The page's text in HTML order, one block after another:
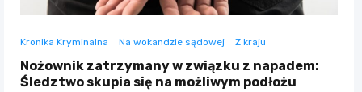
Kronika Kryminalna Na wokandzie sądowej Z kraju
Nożownik zatrzymany w związku z napadem:
Śledztwo skupia się na możliwym podłożu